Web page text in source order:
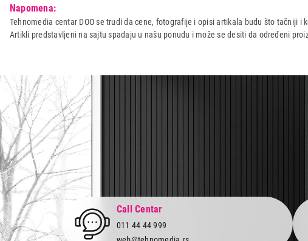
Naziv i vrsta robe:
SPORET
Uvoznik:
Beko Balkans d.o.o.
Napomena:
Tehnomedia centar DOO se trudi da cene, fotografije i opisi artikala budu što tačniji
Artikli predstavljeni na sajtu spadaju u našu ponudu i može se desiti da određeni
Call Centar
011 44 44 999